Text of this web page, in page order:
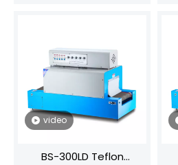
video
BS-300LD Teflon